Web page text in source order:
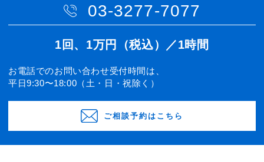
03-3277-7077
1回、1万円（税込）／1時間
お電話でのお問い合わせ受付時間は、
平日9:30〜18:00（土・日・祝除く）
ご相談予約はこちら